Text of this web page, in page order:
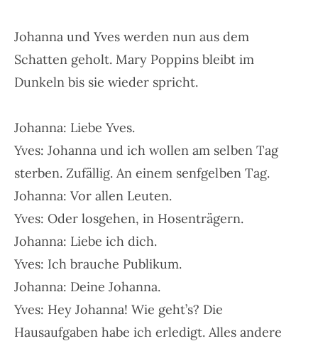
Johanna und Yves werden nun aus dem
Schatten geholt. Mary Poppins bleibt im
Dunkeln bis sie wieder spricht.
Johanna: Liebe Yves.
Yves: Johanna und ich wollen am selben Tag
sterben. Zufällig. An einem senfgelben Tag.
Johanna: Vor allen Leuten.
Yves: Oder losgehen, in Hosenträgern.
Johanna: Liebe ich dich.
Yves: Ich brauche Publikum.
Johanna: Deine Johanna.
Yves: Hey Johanna! Wie geht’s? Die
Hausaufgaben habe ich erledigt. Alles andere